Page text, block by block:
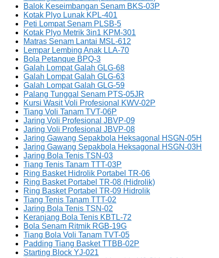
Balok Keseimbangan Senam BKS-03P
Kotak Plyo Lunak KPL-401
Peti Lompat Senam PLSB-5
Kotak Plyo Metrik 3in1 KPM-301
Matras Senam Lantai MSL-612
Lempar Lembing Anak LLA-70
Bola Petanque BPQ-3
Galah Lompat Galah GLG-68
Galah Lompat Galah GLG-63
Galah Lompat Galah GLG-59
Palang Tunggal Senam PTS-05JR
Kursi Wasit Voli Profesional KWV-02P
Tiang Voli Tanam TVT-06P
Jaring Voli Profesional JBVP-09
Jaring Voli Profesional JBVP-08
Jaring Gawang Sepakbola Heksagonal HSGN-05H
Jaring Gawang Sepakbola Heksagonal HSGN-03H
Jaring Bola Tenis TSN-03
Tiang Tenis Tanam TTT-03P
Ring Basket Hidrolik Portabel TR-06
Ring Basket Portabel TR-08 (Hidrolik)
Ring Basket Portabel TR-09 Hidrolik
Tiang Tenis Tanam TTT-02
Jaring Bola Tenis TSN-02
Keranjang Bola Tenis KBTL-72
Bola Senam Ritmik RGB-19G
Tiang Bola Voli Tanam TVT-05
Padding Tiang Basket TTBB-02P
Starting Block YJ-021